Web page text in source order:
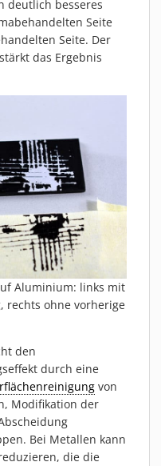
deutlich besseres
Seite
Seite. Der
das Ergebnis
Aluminium: links mit
rechts ohne vorherige
den
durch eine
von
Modifikation der
Bei Metallen kann
die die